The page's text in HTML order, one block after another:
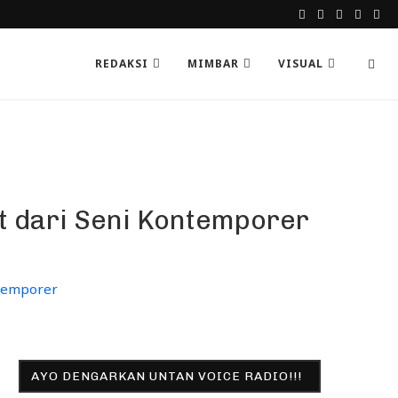
REDAKSI MIMBAR VISUAL
dari Seni Kontemporer
AYO DENGARKAN UNTAN VOICE RADIO!!!